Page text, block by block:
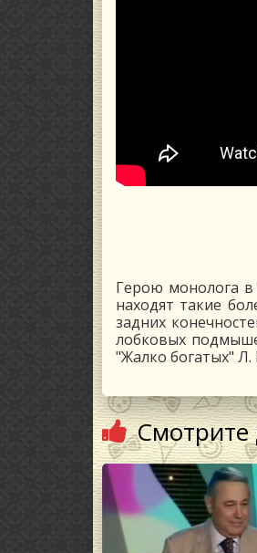
Герою монолога в
находят такие
задних
лобковых
"Жалко богатых" Л.
Смотрите